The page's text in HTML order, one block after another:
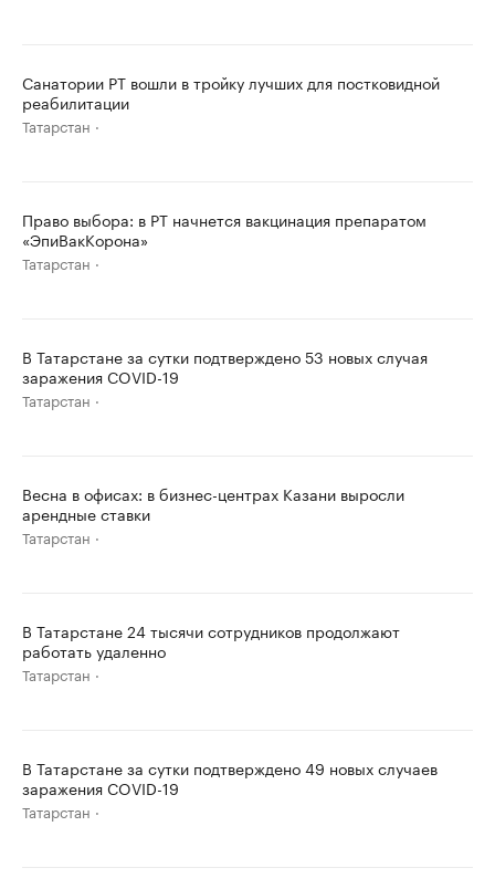
Санатории РТ вошли в тройку лучших для постковидной
реабилитации
Татарстан
Право выбора: в РТ начнется вакцинация препаратом
«ЭпиВакКорона»
Татарстан
В Татарстане за сутки подтверждено 53 новых случая
заражения COVID-19
Татарстан
Весна в офисах: в бизнес-центрах Казани выросли
арендные ставки
Татарстан
В Татарстане 24 тысячи сотрудников продолжают
работать удаленно
Татарстан
В Татарстане за сутки подтверждено 49 новых случаев
заражения COVID-19
Татарстан